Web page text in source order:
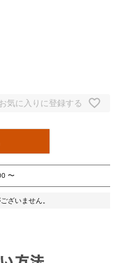
お気に入りに登録する
〜
ざいません。